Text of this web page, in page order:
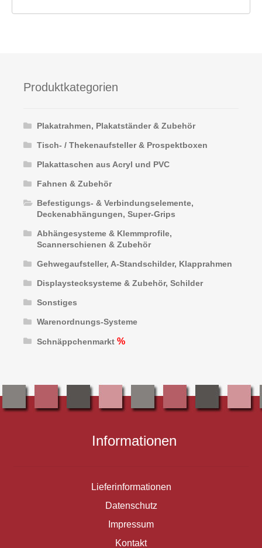
Produktkategorien
Plakatrahmen, Plakatständer & Zubehör
Tisch- / Thekenaufsteller & Prospektboxen
Plakattaschen aus Acryl und PVC
Fahnen & Zubehör
Befestigungs- & Verbindungselemente,
Deckenabhängungen, Super-Grips
Abhängesysteme & Klemmprofile,
Scannerschienen & Zubehör
Gehwegaufsteller, A-Standschilder, Klapprahmen
Displaystecksysteme & Zubehör, Schilder
Sonstiges
Warenordnungs-Systeme
Schnäppchenmarkt
Informationen
Lieferinformationen
Datenschutz
Impressum
Kontakt